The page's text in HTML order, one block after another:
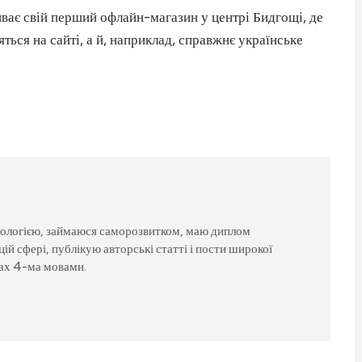
свій перший офлайн-магазин у центрі Бидгощі, де
на сайті, а й, наприклад, справжнє українське
займаюся саморозвитком, маю диплом
сфері, публікую авторські статті і пости широкої
4-ма мовами.